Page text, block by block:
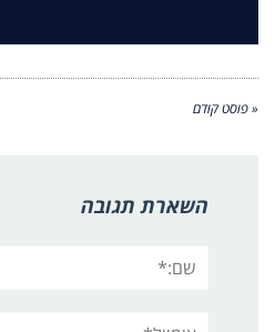
« פוסט קודם
השארת תגובה